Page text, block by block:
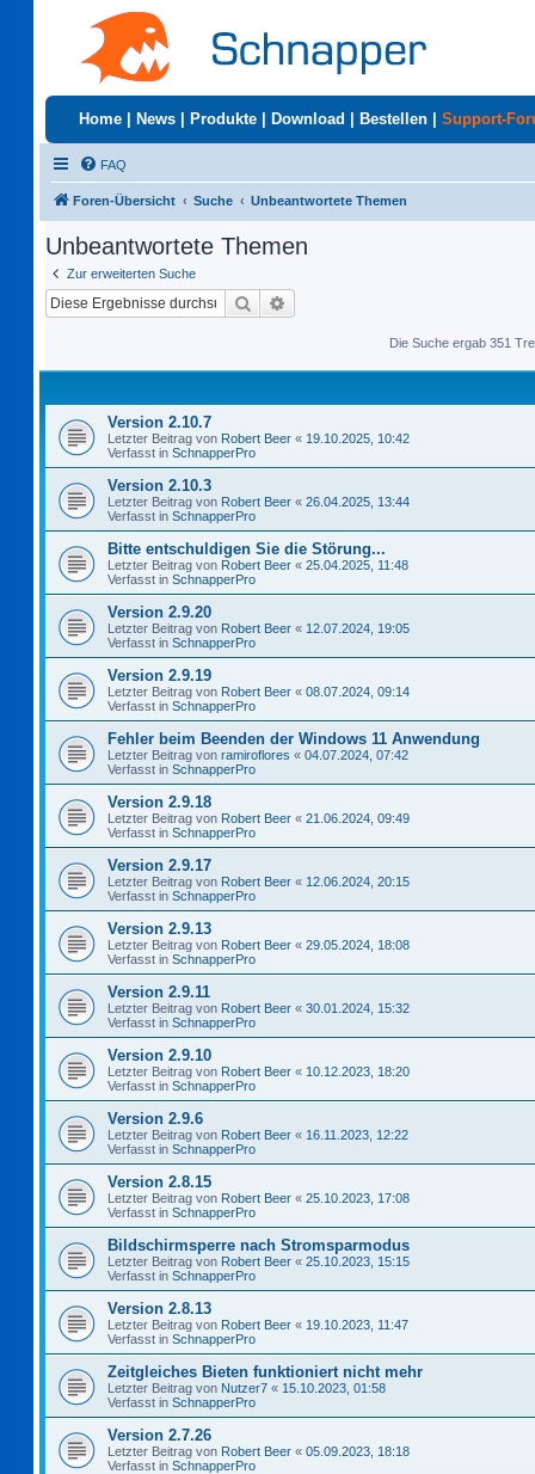
Home News Produkte Download Bestellen Support-
FAQ
Foren-Übersicht Suche Unbeantwortete Themen
Unbeantwortete Themen
Zur erweiterten Suche
Suche
Die Suche ergab 351
Version 2.10.7
Letzter Beitrag von Robert Beer « 19.10.2025, 10:42
Verfasst in SchnapperPro
Version 2.10.3
Letzter Beitrag von Robert Beer « 26.04.2025, 13:44
Verfasst in SchnapperPro
Bitte entschuldigen Sie die Störung...
Letzter Beitrag von Robert Beer « 25.04.2025, 11:48
Verfasst in SchnapperPro
Version 2.9.20
Letzter Beitrag von Robert Beer « 12.07.2024, 19:05
Verfasst in SchnapperPro
Version 2.9.19
Letzter Beitrag von Robert Beer « 08.07.2024, 09:14
Verfasst in SchnapperPro
Fehler beim Beenden der Windows 11 Anwendung
Letzter Beitrag von ramiroflores « 04.07.2024, 07:42
Verfasst in SchnapperPro
Version 2.9.18
Letzter Beitrag von Robert Beer « 21.06.2024, 09:49
Verfasst in SchnapperPro
Version 2.9.17
Letzter Beitrag von Robert Beer « 12.06.2024, 20:15
Verfasst in SchnapperPro
Version 2.9.13
Letzter Beitrag von Robert Beer « 29.05.2024, 18:08
Verfasst in SchnapperPro
Version 2.9.11
Letzter Beitrag von Robert Beer « 30.01.2024, 15:32
Verfasst in SchnapperPro
Version 2.9.10
Letzter Beitrag von Robert Beer « 10.12.2023, 18:20
Verfasst in SchnapperPro
Version 2.9.6
Letzter Beitrag von Robert Beer « 16.11.2023, 12:22
Verfasst in SchnapperPro
Version 2.8.15
Letzter Beitrag von Robert Beer « 25.10.2023, 17:08
Verfasst in SchnapperPro
Bildschirmsperre nach Stromsparmodus
Letzter Beitrag von Robert Beer « 25.10.2023, 15:15
Verfasst in SchnapperPro
Version 2.8.13
Letzter Beitrag von Robert Beer « 19.10.2023, 11:47
Verfasst in SchnapperPro
Zeitgleiches Bieten funktioniert nicht mehr
Letzter Beitrag von Nutzer7 « 15.10.2023, 01:58
Verfasst in SchnapperPro
Version 2.7.26
Letzter Beitrag von Robert Beer « 05.09.2023, 18:18
Verfasst in SchnapperPro